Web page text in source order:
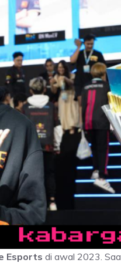
Esports di awal 2023.